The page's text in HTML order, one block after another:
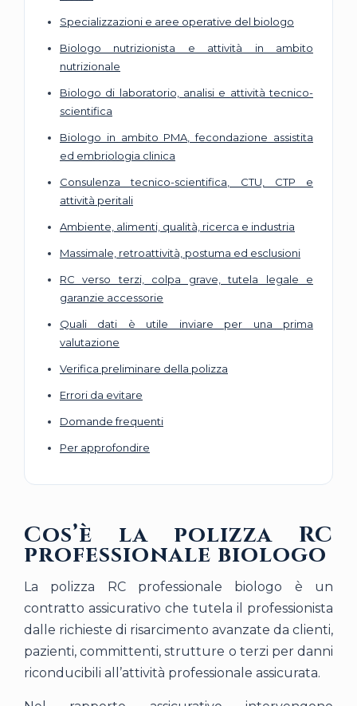
Specializzazioni e aree operative del biologo
Biologo nutrizionista e attività in ambito
nutrizionale
Biologo di laboratorio, analisi e attività tecnico-
scientifica
Biologo in ambito PMA, fecondazione assistita
ed embriologia clinica
Consulenza tecnico-scientifica, CTU, CTP e
attività peritali
Ambiente, alimenti, qualità, ricerca e industria
Massimale, retroattività, postuma ed esclusioni
RC verso terzi, colpa grave, tutela legale e
garanzie accessorie
Quali dati è utile inviare per una prima
valutazione
Verifica preliminare della polizza
Errori da evitare
Domande frequenti
Per approfondire
Cos’è la polizza RC
professionale biologo
La polizza RC professionale biologo è un
contratto assicurativo che tutela il professionista
dalle richieste di risarcimento avanzate da clienti,
pazienti, committenti, strutture o terzi per danni
riconducibili all’attività professionale assicurata.